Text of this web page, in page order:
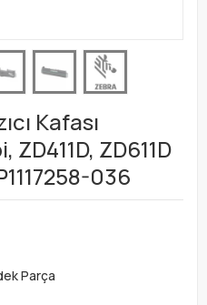
Kafası
ZD611D
036
Parça